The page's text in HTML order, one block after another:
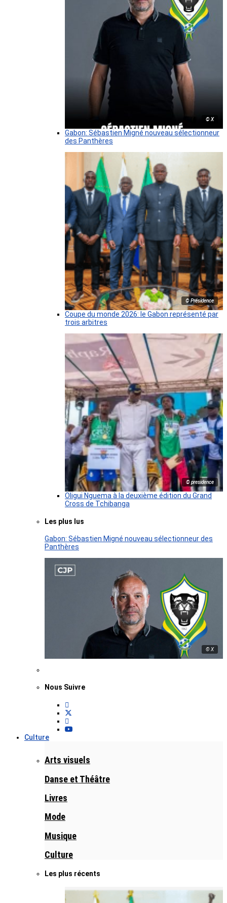
© X
Gabon: Sébastien Migné nouveau sélectionneur
des Panthères
© Présidence
Coupe du monde 2026: le Gabon représenté par
trois arbitres
© presidence
Oligui Nguema à la deuxième édition du Grand
Cross de Tchibanga
Les plus lus
Gabon: Sébastien Migné nouveau sélectionneur des
Panthères
© X
Nous Suivre
Culture
Arts visuels
Danse et Théâtre
Livres
Mode
Musique
Culture
Les plus récents